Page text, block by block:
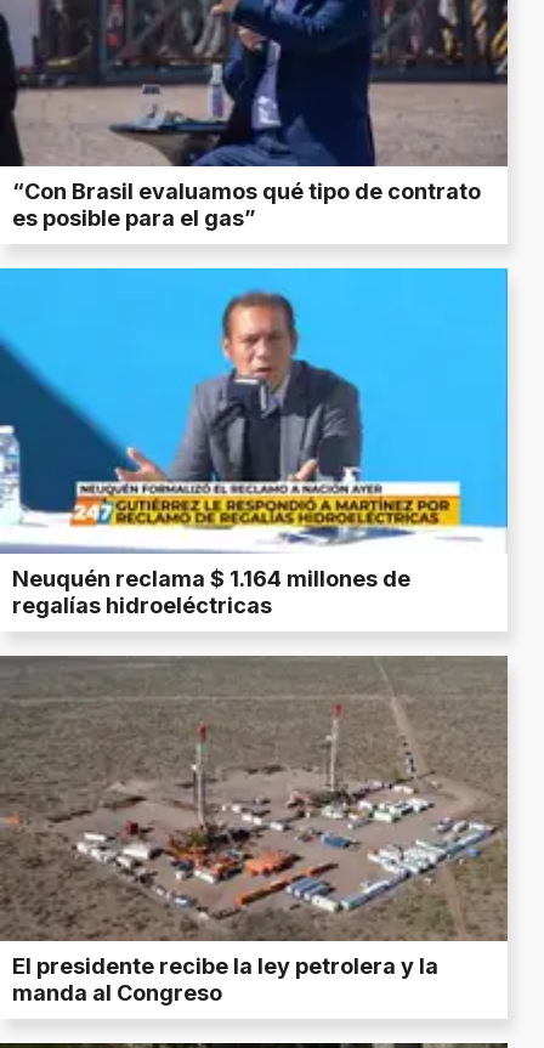
“Con Brasil evaluamos qué tipo de contrato
es posible para el gas”
Neuquén reclama $ 1.164 millones de
regalías hidroeléctricas
El presidente recibe la ley petrolera y la
manda al Congreso